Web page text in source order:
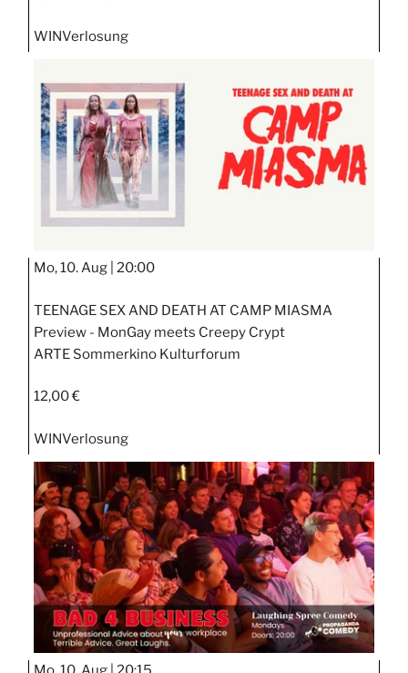
WINVerlosung
Mo, 10. Aug | 20:00
TEENAGE SEX AND DEATH AT CAMP MIASMA
Preview - MonGay meets Creepy Crypt
ARTE Sommerkino Kulturforum
12,00 €
WINVerlosung